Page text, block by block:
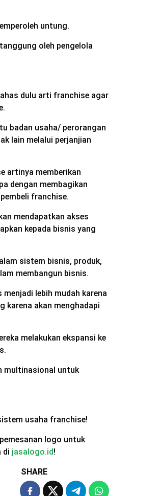
untung.
oleh pengelola
dulu arti franchise agar
badan usaha/ perorangan
lain melalui perjanjian
artinya memberikan
dengan membagikan
franchise.
mendapatkan akses
kepada bisnis yang
sistem bisnis, produk,
membangun bisnis.
lebih mudah karena
karena akan menghadapi
melakukan ekspansi ke
multinasional untuk
usaha franchise!
logo untuk
di jasalogo.id!
SHARE